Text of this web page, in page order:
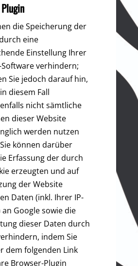
die Speicherung der
eine
Einstellung Ihrer
verhindern;
Sie jedoch darauf hin,
diesem Fall
nicht sämtliche
dieser Website
werden nutzen
können darüber
Erfassung der durch
erzeugten und auf
der Website
Daten (inkl. Ihrer IP-
an Google sowie die
dieser Daten durch
indem Sie
dem folgenden Link
Browser-Plugin